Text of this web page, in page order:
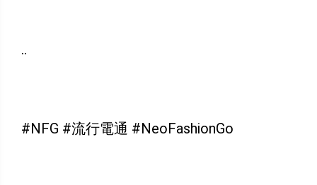
..
#NFG #流行電通 #NeoFashionGo